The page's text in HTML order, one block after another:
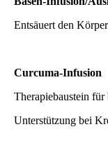
Entsäuert den
Curcuma-Infusion
Therapiebaustein für
Unterstützung bei